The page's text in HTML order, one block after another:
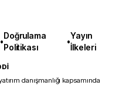
•
Doğrulama
Politikası
•
Yayın
İlkeleri
danışmanlığı kapsamında